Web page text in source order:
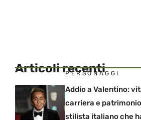
Articoli recenti
PERSONAGGI
Addio a Valentino:
carriera e
stilista italiano che